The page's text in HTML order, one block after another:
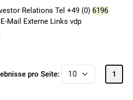
Relations Tel +49 (0) 6196
Mail Externe Links vdp
pro Seite: 1